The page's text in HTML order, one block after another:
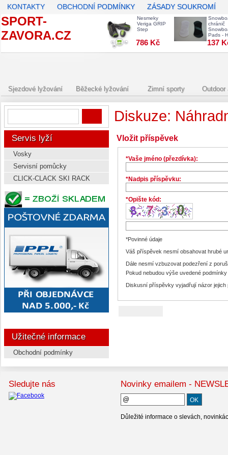
KONTAKTY OBCHODNÍ PODMÍNKY ZÁSADY SOUKROMÍ
SPORT-
ZAVORA.CZ
Nesmeky
Veriga GRIP
Step
786 Kč
chránič
Pads -
137
Sjezdové lyžování Běžecké lyžování Zimní sporty
Servis lyží
Vosky
Servisní pomůcky
CLICK-CLACK SKI RACK
Užitečné informace
Obchodní podmínky
Diskuze:
Vložit příspěvek
*Vaše jméno (přezdívka):
*Nadpis příspěvku:
*Opište kód:
*Povinné údaje
Váš příspěvek nesmí obsahovat hrubé
Dále nesmí vzbuzovat podezření z
Pokud nebudou výše uvedené
Diskusní příspěvky vyjadřují názor jejich
Sledujte nás Novinky emailem -
Důležité informace o slevách,